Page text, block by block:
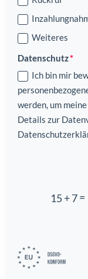
Weiteres
Datenschutz
Ich bin mir
werden, um
Details zur
15 + 7=